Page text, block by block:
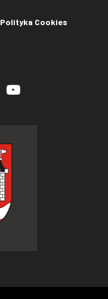
Polityka Cookies